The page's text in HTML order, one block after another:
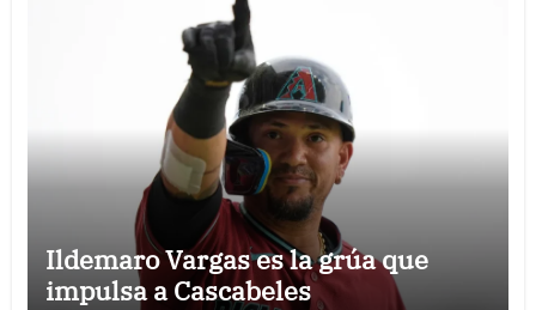
Ildemaro Vargas es la grúa que
impulsa a Cascabeles